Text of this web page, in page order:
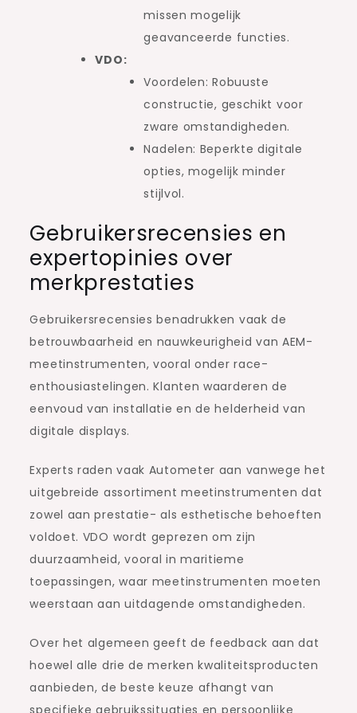
missen mogelijk
geavanceerde functies.
VDO:
Voordelen: Robuuste
constructie, geschikt voor
zware omstandigheden.
Nadelen: Beperkte digitale
opties, mogelijk minder
stijlvol.
Gebruikersrecensies en
expertopinies over
merkprestaties
Gebruikersrecensies benadrukken vaak de
betrouwbaarheid en nauwkeurigheid van AEM-
meetinstrumenten, vooral onder race-
enthousiastelingen. Klanten waarderen de
eenvoud van installatie en de helderheid van
digitale displays.
Experts raden vaak Autometer aan vanwege het
uitgebreide assortiment meetinstrumenten dat
zowel aan prestatie- als esthetische behoeften
voldoet. VDO wordt geprezen om zijn
duurzaamheid, vooral in maritieme
toepassingen, waar meetinstrumenten moeten
weerstaan aan uitdagende omstandigheden.
Over het algemeen geeft de feedback aan dat
hoewel alle drie de merken kwaliteitsproducten
aanbieden, de beste keuze afhangt van
specifieke gebruikssituaties en persoonlijke